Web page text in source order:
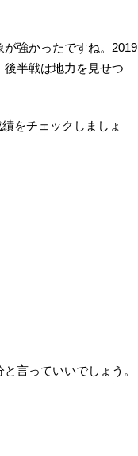
強かったですね。2019
半戦は地力を見せつ
をチェックしましょ
言っていいでしょう。